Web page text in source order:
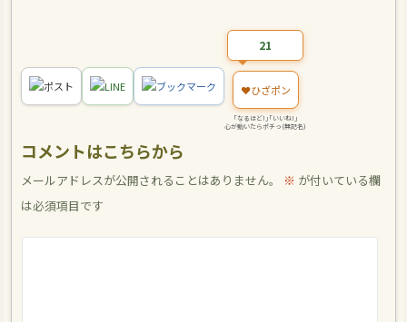
ポスト LINE ブックマーク
21
❤️ひざポン
｢なるほど!｣｢いいね!｣
心が動いたらポチっ(無記名)
コメントはこちらから
メールアドレスが公開されることはありません。 ※ が付いている欄
は必須項目です